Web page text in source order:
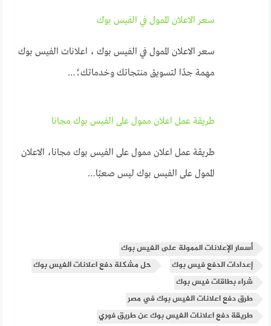
سعر الاعلان الممول في الفيس بوك
سعر الاعلان الممول في الفيس بوك ، اعلانات الفيس بوك
مهمة جدًا لتسويق منتجاتك وخدماتك؛…
طريقة عمل اعلان ممول على الفيس بوك مجانا
طريقة عمل اعلان ممول على الفيس بوك مجانا، الاعلان
الممول على الفيس بوك ليس صعبًا…
أسعار الإعلانات الممولة على الفيس بوك
إعدادات الدفع فيس بوك
حل مشكلة دفع اعلانات الفيس بوك
شراء بطاقات فيس بوك
طرق دفع اعلانات الفيس بوك في مصر
طريقة دفع اعلانات الفيس بوك عن طريق فوري